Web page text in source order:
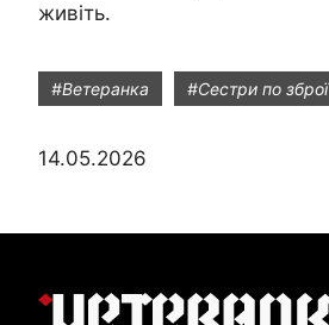
живіть.
#Ветеранка #Сестри по зброї
14.05.2026